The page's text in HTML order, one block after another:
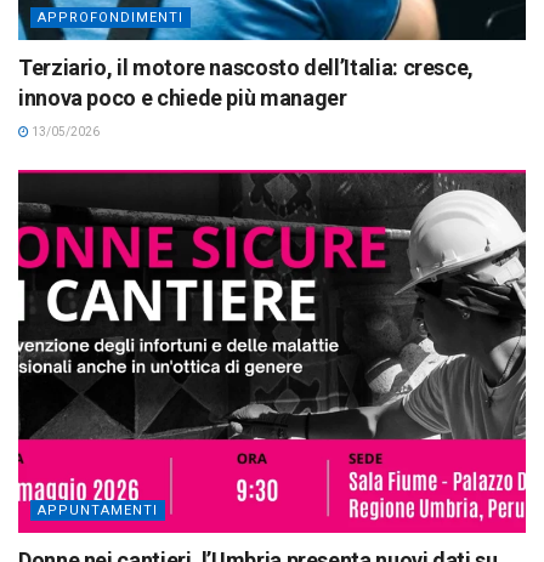
APPROFONDIMENTI
Terziario, il motore nascosto dell’Italia: cresce,
innova poco e chiede più manager
13/05/2026
APPUNTAMENTI